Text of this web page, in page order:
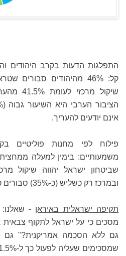
התפלגות הדעות בקרב היהודים
קל: 46% מהיהודים
שיקול
אינם יודעים להעריך.
פילוח לפי מחנות פוליטיים
שביטחון ישראל יהווה שיקול
ובמרכז רק כשליש (כ-35%) סבורים כך.
תקיפה ישראלית באיראן -
מסכים כי על ישראל לתקוף צבאית